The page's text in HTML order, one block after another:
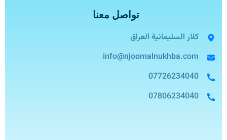
تواصل معنا
كلار السليمانية العراق
info@njoomalnukhba.com
07726234040
07806234040